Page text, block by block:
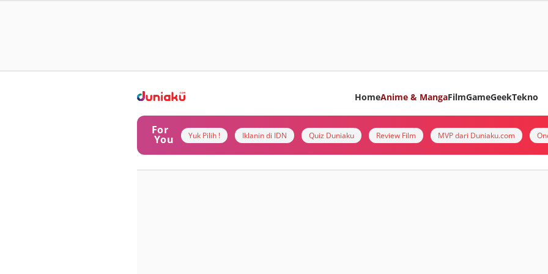
HomeAnime & MangaFilmGameGeekTekno
For
You Yuk Pilih ! Iklanin di IDN Quiz Duniaku Review Film MVP dari Duniaku.com